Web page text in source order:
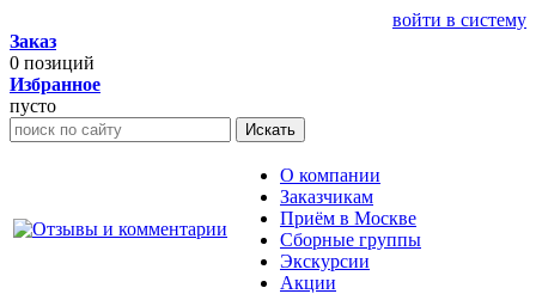
войти в систему
Заказ
0 позиций
Избранное
пусто
Искать
О компании
Заказчикам
Приём в Москве
Сборные группы
Экскурсии
Акции